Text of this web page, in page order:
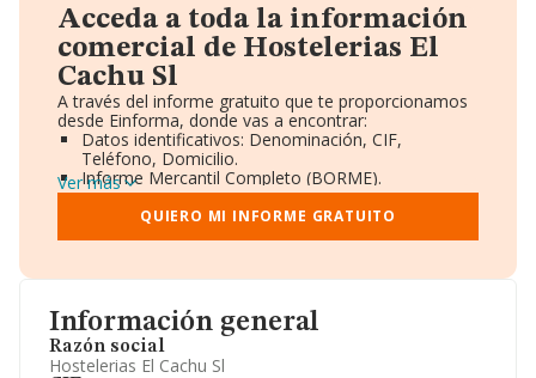
Información general
Razón social
Hostelerias El Cachu Sl
Acceda a toda la información
comercial de Hostelerias El
Cachu Sl
A través del informe gratuito que te proporcionamos
desde Einforma, donde vas a encontrar:
Datos identificativos: Denominación, CIF,
Teléfono, Domicilio.
Informe Mercantil Completo (BORME).
Gráficos de Evolución Ventas y Empleados.
Consejo de Administración y Administradores.
Directivos y Ejecutivos.
Información oficial y registral complementaria.
Ver más
QUIERO MI INFORME GRATUITO